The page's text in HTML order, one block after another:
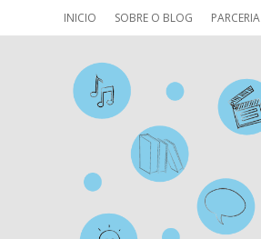
INICIO SOBRE O BLOG PARCERIA